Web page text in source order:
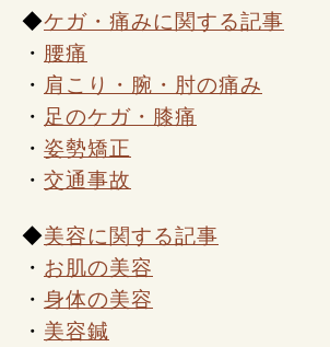
◆ケガ・痛みに関する記事
・ 腰痛
・ 肩こり・腕・肘の痛み
・ 足のケガ・膝痛
・ 姿勢矯正
・ 交通事故
◆美容に関する記事
・ お肌の美容
・ 身体の美容
・ 美容鍼